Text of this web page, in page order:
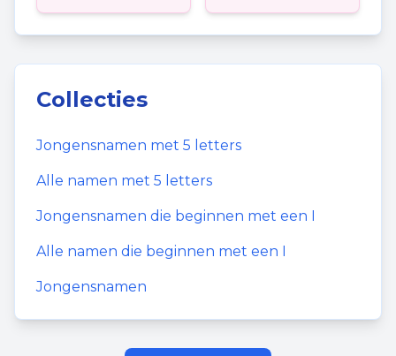
Collecties
Jongensnamen met 5 letters
Alle namen met 5 letters
Jongensnamen die beginnen met een I
Alle namen die beginnen met een I
Jongensnamen